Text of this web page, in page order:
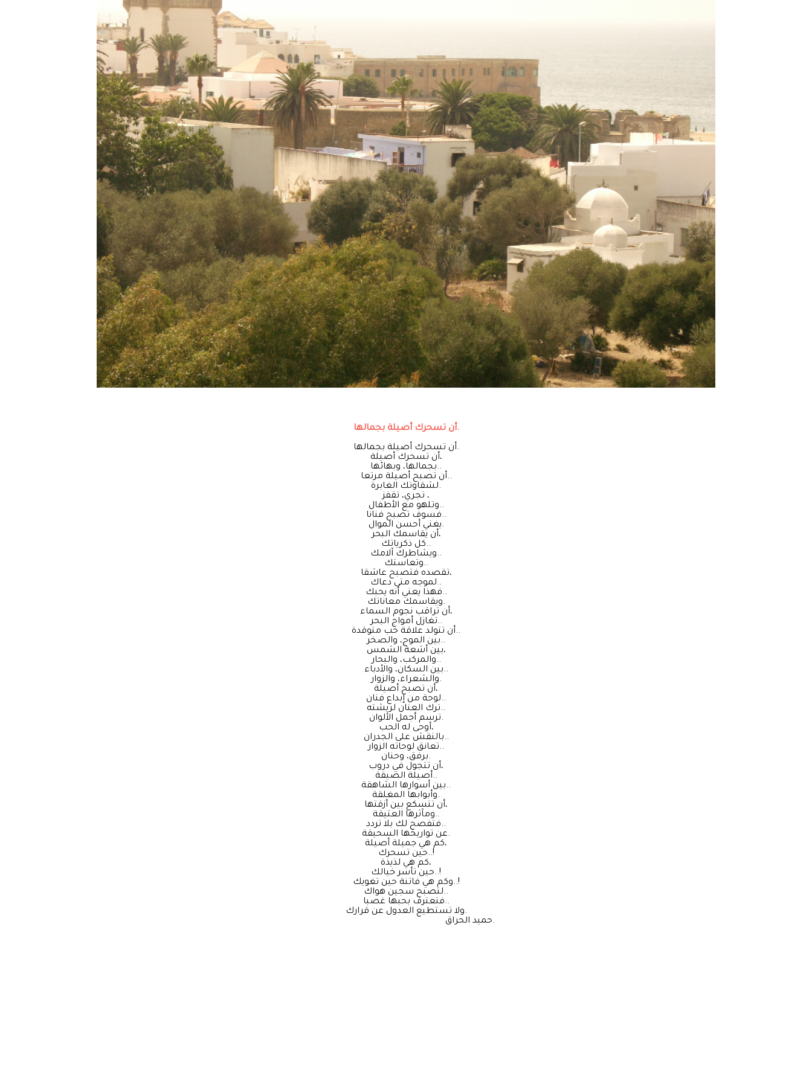
أن تسحرك أصيلة بجمالها.
أن تسحرك أصيلة بجمالها.
أن تسحرك أصيلة،
بجمالها، وبهائها..
أن تصبح أصيلة مرتعا..
لشقاوتك الغابرة.
تجري، تقفز ،
وتلهو مع الأطفال..
فسوف تصبح فنانا..
يغني أحسن الموال.
أن يقاسمك البحر،
كل ذكرياتك..
ويشاطرك آلامك..
وتعاستك..
تقصده فتصبح عاشقا،
لموجه متى دعاك..
فهذا يعني أنه يحبك..
ويقاسمك معاناتك.
أن تراقب نجوم السماء،
تغازل أمواج البحر..
أن تتولد علاقة حب متوقدة..
بين الموج، والصخر..
بين أشعة الشمس،
والمركب، والبحار..
بين السكان، والأدباء..
والشعراء، والزوار.
أن تصبح أصيلة،
لوحة من إبداع فنان..
ترك العنان لريشته..
ترسم أجمل الألوان.
أوحى له الحب،
بالنقش على الجدران..
تعانق لوحاته الزوار..
برفق، وحنان.
أن تتجول في دروب،
أصيلة الضيقة..
بين أسوارها الشاهقة..
وأبوابها المغلقة.
أن تتسكع بين أزقتها،
ومآثرها العتيقة..
فتفصح لك بلا تردد..
عن تواريخها السحيقة.
كم هي جميلة أصيلة،
حين تسحرك..!
كم هي لذيذة،
حين تأسر خيالك..!
وكم هي فاتنة حين تغويك..!
لتصبح سجين هواك..
فتعترف بحبها غصبا..
ولا تستطيع العدول عن قرارك.
حميد الحراق.